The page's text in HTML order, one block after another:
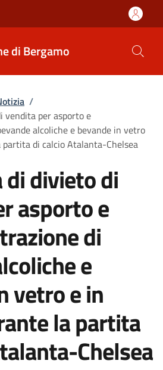
di Bergamo
/
vendita per asporto e
alcoliche e bevande in vetro
di calcio Atalanta-Chelsea
di divieto di
asporto e
di
e
vetro e in
la partita
Chelsea